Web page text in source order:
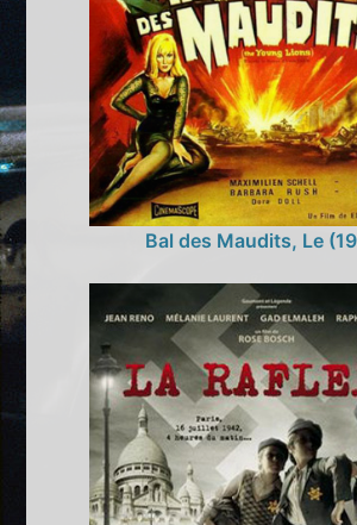
Bal des Maudits, Le